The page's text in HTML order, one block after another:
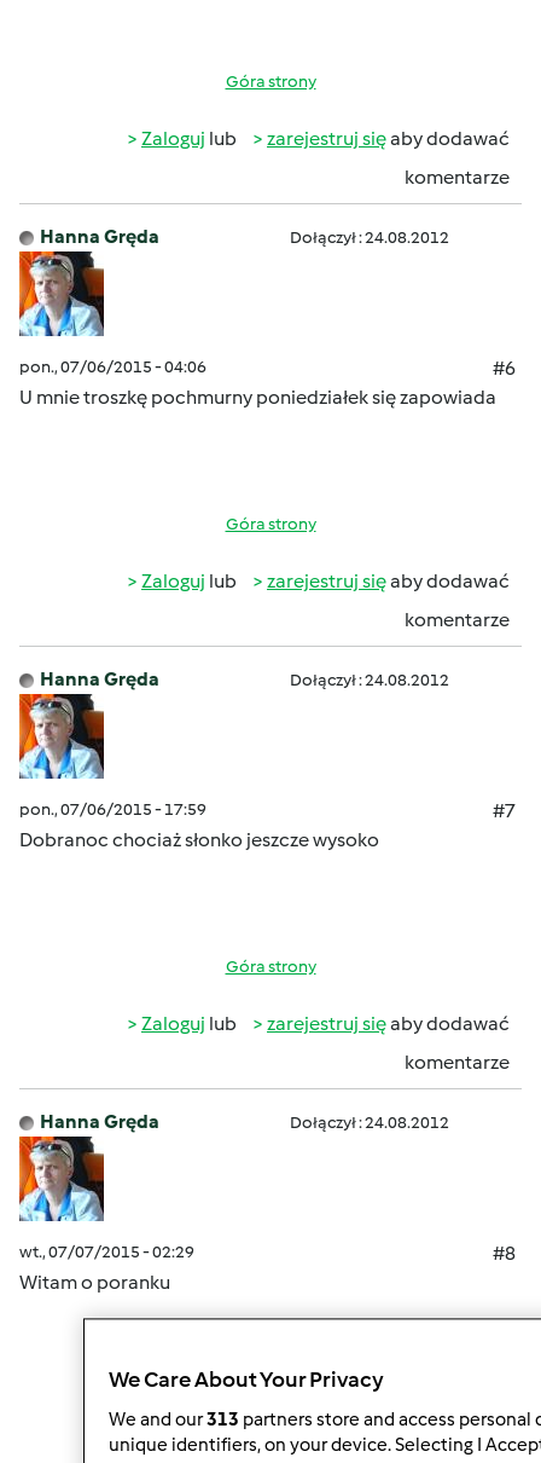
Góra strony
Zaloguj lub zarejestruj sięaby dodawać
komentarze
Hanna Gręda Dołączył : 24.08.2012
pon., 07/06/2015 - 04:06
#6
U mnie troszkę pochmurny poniedziałeksię zapowiada
Góra strony
Zaloguj lub zarejestruj sięaby dodawać
komentarze
Hanna Gręda Dołączył : 24.08.2012
pon., 07/06/2015 - 17:59
#7
Dobranoc chociaż słonko jeszcze wysoko
Góra strony
Zaloguj lub zarejestruj sięaby dodawać
komentarze
Hanna Gręda Dołączył : 24.08.2012
wt., 07/07/2015 - 02:29
#8
Witam o poranku
Góra strony
We Care About Your Privacy
We and our313 partners store and access personal
unique identifiers, on your device. Selecting I